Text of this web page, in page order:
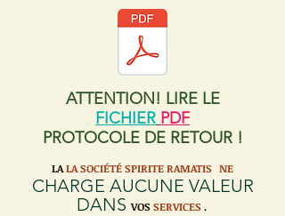
ATTENTION! LIRE LE
FICHIER PDF
PROTOCOLE DE RETOUR !
LALA SOCIÉTÉ SPIRITE RAMATIS NE
CHARGE AUCUNE VALEUR
DANS VOS SERVICES.